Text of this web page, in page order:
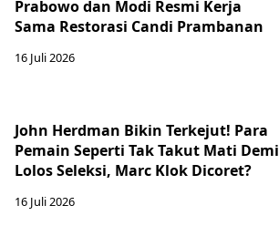
Prabowo dan Modi Resmi Kerja
Sama Restorasi Candi Prambanan
16 Juli 2026
John Herdman Bikin Terkejut! Para
Pemain Seperti Tak Takut Mati Demi
Lolos Seleksi, Marc Klok Dicoret?
16 Juli 2026